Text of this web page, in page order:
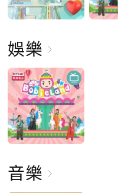
娛樂
音樂